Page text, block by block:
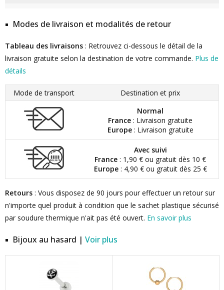
Modes de livraison et modalités de retour
Tableau des livraisons : Retrouvez ci-dessous le détail de la
livraison gratuite selon la destination de votre commande. Plus de
détails
Mode de transport
Destination et prix
Normal
France : Livraison gratuite
Europe: Livraison gratuite
Avec suivi
France : 1,90 € ou gratuit dès 10 €
Europe: 4,90 € ou gratuit dès 25 €
Retours : Vous disposez de 90 jours pour effectuer un retour sur
n'importe quel produit à condition que le sachet plastique sécurisé
par soudure thermique n'ait pas été ouvert. En savoir plus
Bijoux au hasard | Voir plus